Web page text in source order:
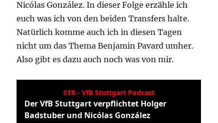
Nicólas González. In dieser Folge erzähle ich
euch was ich von den beiden Transfers halte.
Natürlich komme auch ich in diesen Tagen
nicht um das Thema Benjamin Pavard umher.
Also gibt es dazu auch noch was von mir.